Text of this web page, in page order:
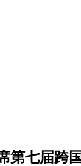
第七届跨